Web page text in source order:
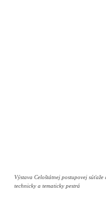
Výstava Celoštátnej postupovej
technicky a tematicky pestrá